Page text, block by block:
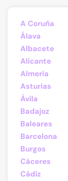
A Coruña
Álava
Albacete
Alicante
Almería
Asturias
Ávila
Badajoz
Baleares
Barcelona
Burgos
Cáceres
Cádiz